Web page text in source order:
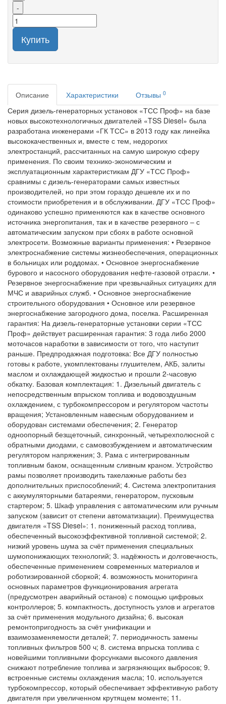
-
Купить
Описание Характеристики Отзывы 0
Серия дизель-генераторных установок «ТСС Проф» на базе
новых высокотехнологичных двигателей «TSS Diesel» была
разработана инженерами «ГК ТСС» в 2013 году как линейка
высококачественных и, вместе с тем, недорогих
электростанций, рассчитанных на самую широкую сферу
применения. По своим технико-экономическим и
эксплуатационным характеристикам ДГУ «ТСС Проф»
сравнимы с дизель-генераторами самых известных
производителей, но при этом гораздо дешевле их и по
стоимости приобретения и в обслуживании. ДГУ «ТСС Проф»
одинаково успешно применяются как в качестве основного
источника энергопитания, так и в качестве резервного – с
автоматическим запуском при сбоях в работе основной
электросети. Возможные варианты применения: • Резервное
электроснабжение системы жизнеобеспечения, операционных
в больницах или роддомах. • Основное энергоснабжение
бурового и насосного оборудования нефте-газовой отрасли. •
Резервное энергоснабжение при чрезвычайных ситуациях для
МЧС и аварийных служб. • Основное энергоснабжение
строительного оборудования • Основное или резервное
энергоснабжение загородного дома, поселка. Расширенная
гарантия: На дизель-генераторные установки серии «ТСС
Проф» действует расширенная гарантия: 3 года либо 2000
моточасов наработки в зависимости от того, что наступит
раньше. Предпродажная подготовка: Все ДГУ полностью
готовы к работе, укомплектованы глушителем, АКБ, залиты
маслом и охлаждающей жидкостью и прошли 2-часовую
обкатку. Базовая комплектация: 1. Дизельный двигатель с
непосредственным впрыском топлива и водовоздушным
охлаждением, с турбокомпрессором и регулятором частоты
вращения; Установленным навесным оборудованием и
оборудован системами обеспечения; 2. Генератор
одноопорный безщеточный, синхронный, четырехполюсной с
обратными диодами, с самовозбуждением и автоматическим
регулятором напряжения; 3. Рама с интегрированным
топливным баком, оснащенным сливным краном. Устройство
рамы позволяет производить такелажные работы без
дополнительных приспособлений; 4. Система электропитания
с аккумуляторными батареями, генератором, пусковым
стартером; 5. Шкаф управления с автоматическим или ручным
запуском (зависит от степени автоматизации). Преимущества
двигателя «TSS Diesel»: 1. пониженный расход топлива,
обеспеченный высокоэффективной топливной системой; 2.
низкий уровень шума за счёт применения специальных
шумопонижающих технологий; 3. надёжность и долговечность,
обеспеченные применением современных материалов и
роботизированной сборкой; 4. возможность мониторинга
основных параметров функционирования агрегата
(предусмотрен аварийный останов) с помощью цифровых
контроллеров; 5. компактность, доступность узлов и агрегатов
за счёт применения модульного дизайна; 6. высокая
ремонтопригодность за счёт унификации и
взаимозаменяемости деталей; 7. периодичность замены
топливных фильтров 500 ч; 8. система впрыска топлива с
новейшими топливными форсунками высокого давления
снижают потребление топлива и загрязняющих выбросов; 9.
встроенные системы охлаждения масла; 10. используется
турбокомпрессор, который обеспечивает эффективную работу
двигателя при увеличенном крутящем моменте; 11.